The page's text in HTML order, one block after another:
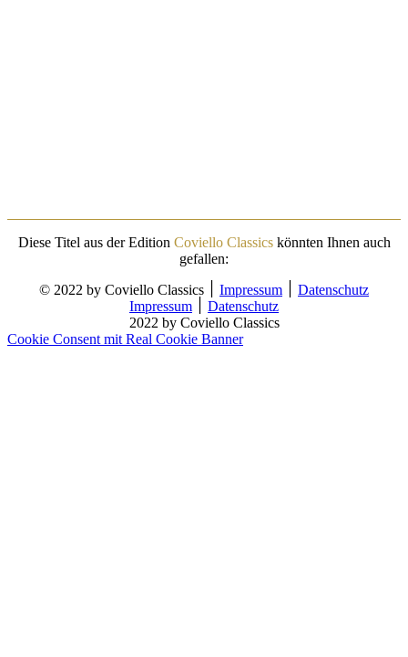
Diese Titel aus der Edition Coviello Classicskönnten Ihnen auch
gefallen:
Impressum
Datenschutz
Impressum
Datenschutz
2022 by Coviello Classics
Cookie Consent mit Real Cookie Banner